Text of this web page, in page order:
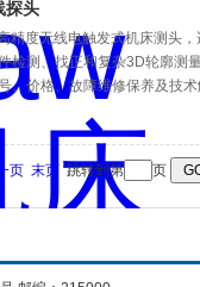
探头
度无线电触发式机床测头，
检测、找正和复杂3D轮廓测
价格、故障维修保养及技术
页 末页 跳转到第 页